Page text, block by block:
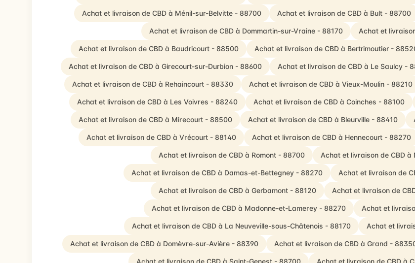
Achat et livraison de CBD à Ménil-sur-Belvitte - 88700 Achat et livraison de CBD à Bult - 88700
Achat et livraison de CBD à Dommartin-sur-Vraine - 88170 Achat et
Achat et livraison de CBD à Baudricourt - 88500 Achat et livraison de CBD à Bertrimoutier -
Achat et livraison de CBD à Girecourt-sur-Durbion - 88600 Achat et livraison de CBD à Le Saulcy -
Achat et livraison de CBD à Rehaincourt - 88330 Achat et livraison de CBD à Vieux-Moulin - 88210
Achat et livraison de CBD à Les Voivres - 88240 Achat et livraison de CBD à Coinches - 88100
Achat et livraison de CBD à Mirecourt - 88500 Achat et livraison de CBD à Bleurville - 88410
Achat et livraison de CBD à Vrécourt - 88140 Achat et livraison de CBD à Hennecourt - 88270
Achat et livraison de CBD à Romont - 88700 Achat et livraison de CBD
Achat et livraison de CBD à Damas-et-Bettegney - 88270 Achat et livraison de
Achat et livraison de CBD à Gerbamont - 88120 Achat et livraison de
Achat et livraison de CBD à Madonne-et-Lamerey - 88270 Achat et
Achat et livraison de CBD à La Neuveville-sous-Châtenois - 88170 Achat et
Achat et livraison de CBD à Domèvre-sur-Avière - 88390 Achat et livraison de CBD à Grand -
Achat et livraison de CBD à Saint-Genest - 88700 Achat et livraison de CBD à